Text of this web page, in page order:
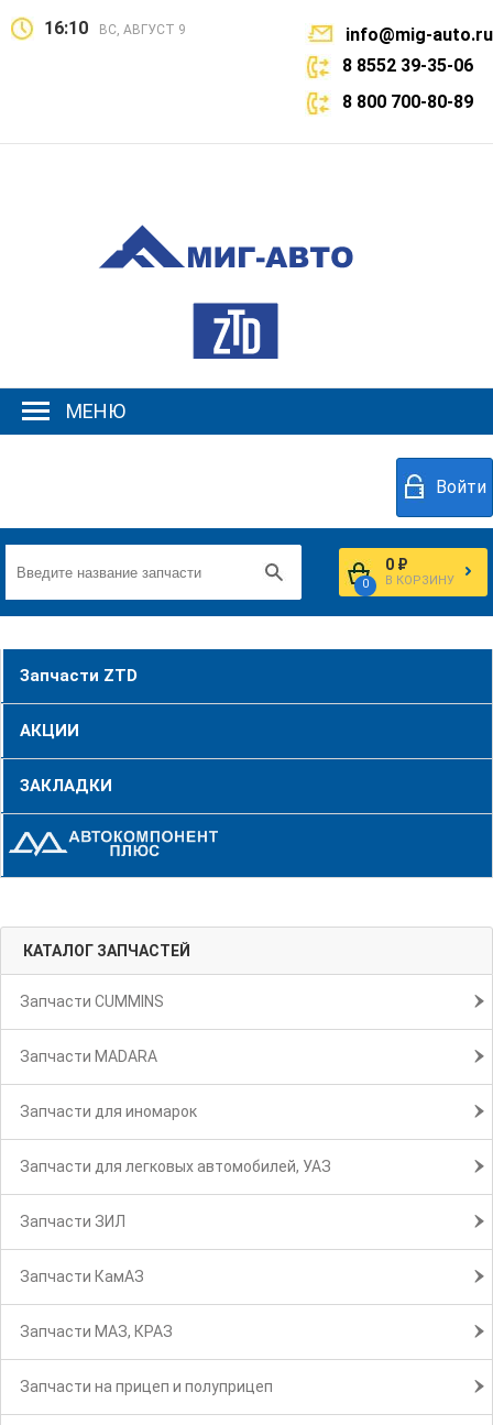
16:10 ВС, АВГУСТ 9
info@mig-auto.ru
8 8552 39-35-06
8 800 700-80-89
МЕНЮ
Войти
0
0 ₽
В КОРЗИНУ
Запчасти ZTD
АКЦИИ
ЗАКЛАДКИ
КАТАЛОГ ЗАПЧАСТЕЙ
Запчасти CUMMINS
Запчасти MADARA
Запчасти для иномарок
Запчасти для легковых автомобилей, УАЗ
Запчасти ЗИЛ
Запчасти КамАЗ
Запчасти МАЗ, КРАЗ
Запчасти на прицеп и полуприцеп